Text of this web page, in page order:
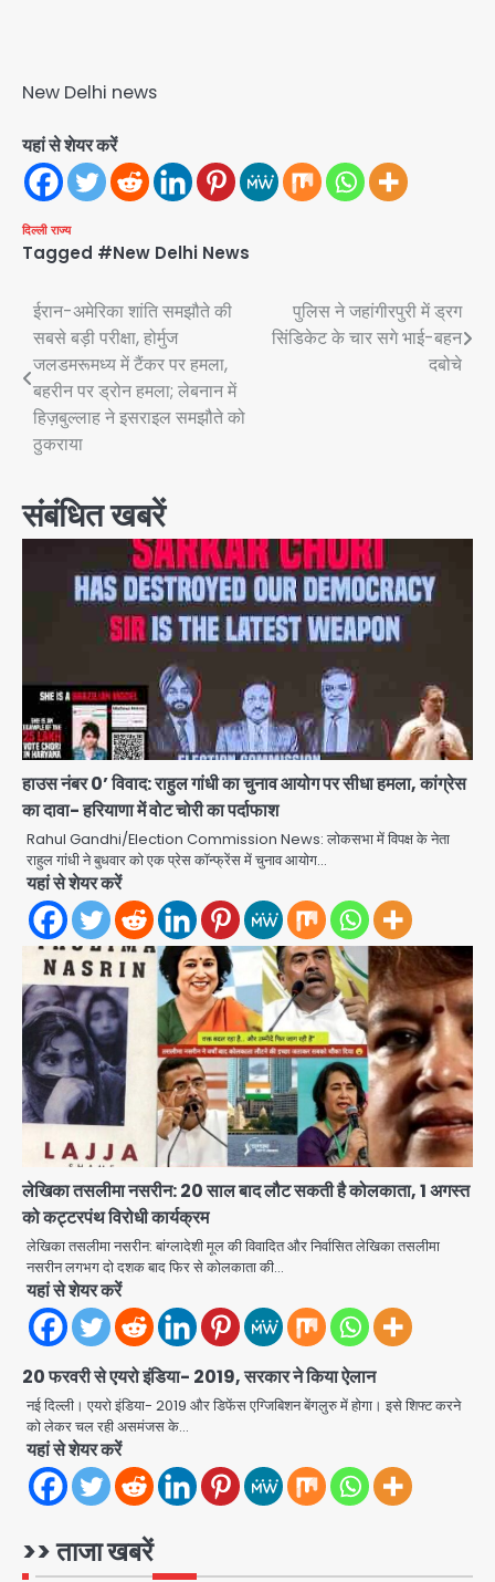
New Delhi news
यहां से शेयर करें
दिल्ली राज्य
Tagged #New Delhi News
Post
navigation
ईरान-अमेरिका शांति समझौते की
सबसे बड़ी परीक्षा, होर्मुज
जलडमरूमध्य में टैंकर पर हमला,
बहरीन पर ड्रोन हमला; लेबनान में
हिज़बुल्लाह ने इसराइल समझौते को
ठुकराया
पुलिस ने जहांगीरपुरी में ड्रग
सिंडिकेट के चार सगे भाई-बहन
दबोचे
संबंधित खबरें
हाउस नंबर 0’ विवाद: राहुल गांधी का चुनाव आयोग पर सीधा हमला, कांग्रेस
का दावा- हरियाणा में वोट चोरी का पर्दाफाश
Rahul Gandhi/Election Commission News: लोकसभा में विपक्ष के नेता
राहुल गांधी ने बुधवार को एक प्रेस कॉन्फ्रेंस में चुनाव आयोग…
यहां से शेयर करें
लेखिका तसलीमा नसरीन: 20 साल बाद लौट सकती है कोलकाता, 1 अगस्त
को कट्टरपंथ विरोधी कार्यक्रम
लेखिका तसलीमा नसरीन: बांग्लादेशी मूल की विवादित और निर्वासित लेखिका तसलीमा
नसरीन लगभग दो दशक बाद फिर से कोलकाता की…
यहां से शेयर करें
20 फरवरी से एयरो इंडिया- 2019, सरकार ने किया ऐलान
नई दिल्ली। एयरो इंडिया- 2019 और डिफेंस एग्जिबिशन बेंगलुरु में होगा। इसे शिफ्ट करने
को लेकर चल रही असमंजस के…
यहां से शेयर करें
>> ताजा खबरें
2
Gaur Chowk: चार मूर्ति चौक पर चलना
हुआ दुश्वार! उखड़ी सड़कें और जलभराव बना
आफत, अंडरपास पर भी खतरा
jai hind janab
Brijbhushan sexual assault
case: बृजभूषण सिंह बोले- संसद जरूर
लौटूंगा, हुई चरित्र हत्या की कोशिश, प्रियंका
गांधी को बरगलाया गया, यौन शोषण नहीं ‘गुड-
बैड टच’ का था मामला
jai hind janab
4
Patna violence: पटना में सड़क हादसे में
युवक की मौत के बाद भड़की हिंसा, उपद्रवियों ने
फूंकीं 10 गाड़ियां, ट्रैफिक पोस्ट और स्लीपर
बस भी जलाई, NH-30 जाम
jai hind janab
5
Green Arch Society: सेविअर ग्रीन
आर्च में दूषित पानी में मिला ई-कोलाई, अथॉरिटी
ने शुरू की सैंपलिंग जांच
jai hind janab
Noida waterlogging: नोएडा में
‘हाईटेक सिटी’ के दावों की खुली पोल,
सेक्टर-95 अंडरपास में 3-4 फीट भरा पानी,
आधे घंटे तक फंसी रही एम्बुलेंस
Avinash Kumar